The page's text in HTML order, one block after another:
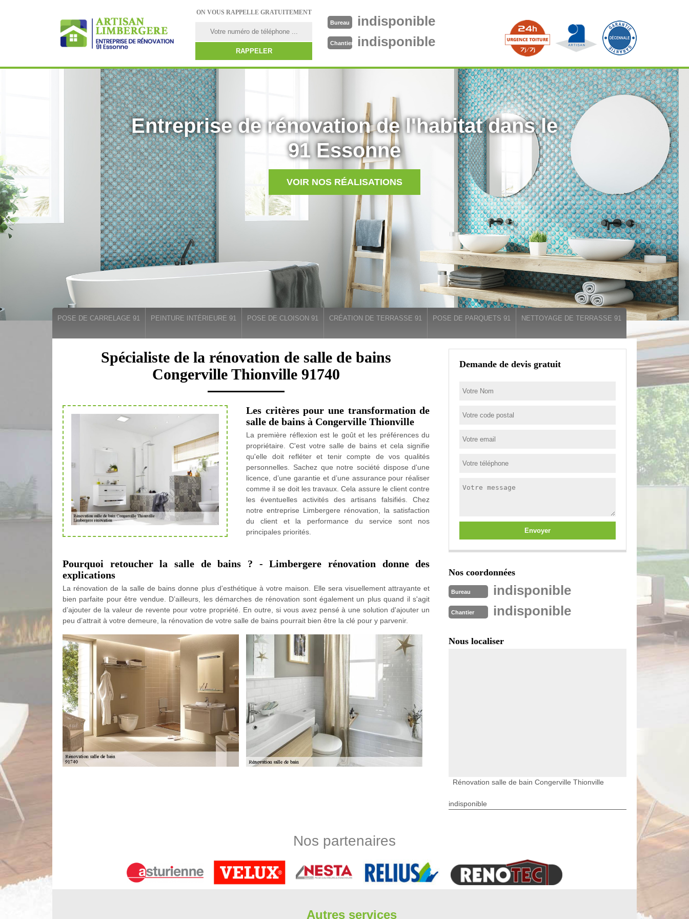
ON VOUS RAPPELLE GRATUITEMENT
Bureau indisponible
Chantier indisponible
Entreprise de rénovation de l'habitat dans le
91 Essonne
VOIR NOS RÉALISATIONS
POSE DE CARRELAGE 91 PEINTURE INTÉRIEURE 91 POSE DE CLOISON 91 CRÉATION DE TERRASSE 91 POSE DE PARQUETS 91 NETTOYAGE DE TERRASSE 91
Spécialiste de la rénovation de salle de bains
Congerville Thionville 91740
Les critères pour une transformation de
salle de bains à Congerville Thionville
La première réflexion est le goût et les préférences du
propriétaire. C'est votre salle de bains et cela signifie
qu'elle doit refléter et tenir compte de vos qualités
personnelles. Sachez que notre société dispose d'une
licence, d’une garantie et d’une assurance pour réaliser
comme il se doit les travaux. Cela assure le client contre
les éventuelles activités des artisans falsifiés. Chez
notre entreprise Limbergere rénovation, la satisfaction
du client et la performance du service sont nos
principales priorités.
Pourquoi retoucher la salle de bains ? - Limbergere rénovation donne des
explications
La rénovation de la salle de bains donne plus d'esthétique à votre maison. Elle sera visuellement attrayante et
bien parfaite pour être vendue. D’ailleurs, les démarches de rénovation sont également un plus quand il s'agit
d’ajouter de la valeur de revente pour votre propriété. En outre, si vous avez pensé à une solution d'ajouter un
peu d’attrait à votre demeure, la rénovation de votre salle de bains pourrait bien être la clé pour y parvenir.
Les travaux de rénovation pour les salles de bain à Congerville Thionville
Les salles de bain sont indispensables pour assurer la salubrité. En effet, il est très important de procéder à des
travaux de rénovation pour les mettre au goût du jour. Ces travaux sont aussi nécessaires pour réparer les
Demande de devis gratuit
Nos coordonnées
Bureau indisponible
Chantier indisponible
Nous localiser
Rénovation salle de bain Congerville Thionville
indisponible
Nos partenaires
Autres services